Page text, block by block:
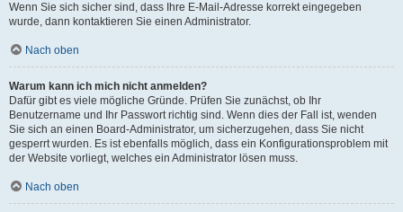
Wenn Sie sich sicher sind, dass Ihre E-Mail-Adresse korrekt eingegeben
wurde, dann kontaktieren Sie einen Administrator.
Nach oben
Warum kann ich mich nicht anmelden?
Dafür gibt es viele mögliche Gründe. Prüfen Sie zunächst, ob Ihr
Benutzername und Ihr Passwort richtig sind. Wenn dies der Fall ist, wenden
Sie sich an einen Board-Administrator, um sicherzugehen, dass Sie nicht
gesperrt wurden. Es ist ebenfalls möglich, dass ein Konfigurationsproblem mit
der Website vorliegt, welches ein Administrator lösen muss.
Nach oben